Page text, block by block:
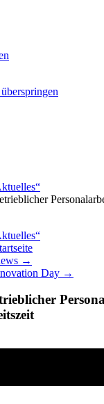
→
Day →